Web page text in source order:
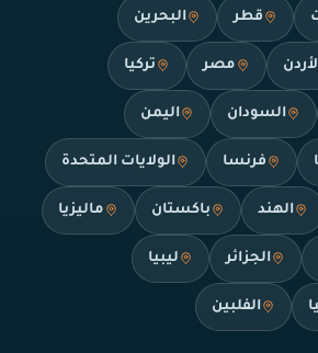
قطر البحرين
مصر تركيا
السودان اليمن
فرنسا الولايات المتحدة
الهند باكستان ماليزيا
الجزائر ليبيا
الفلبين